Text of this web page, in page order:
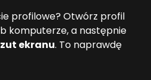
profilowe? Otwórz profil
komputerze, a następnie
ekranu. To naprawdę